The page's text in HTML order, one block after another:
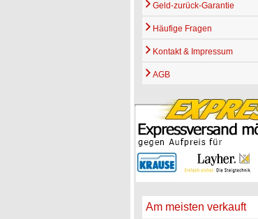
Geld-zurück-Garantie
Häufige Fragen
Kontakt & Impressum
AGB
Am meisten verkauft